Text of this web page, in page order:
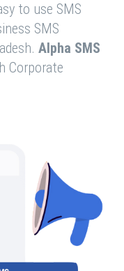
to use SMS
SMS
Alpha SMS
Corporate